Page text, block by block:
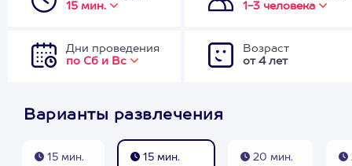
15 мин.
1-3 человека
Дни проведения
по Сб и Вс
Возраст
от 4 лет
Варианты развлечения
15 мин.
15 мин.
20 мин.